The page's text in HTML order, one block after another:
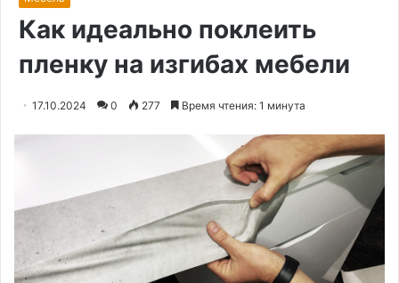
Как идеально поклеить
пленку на изгибах мебели
17.10.2024 0 277 Время чтения: 1 минута